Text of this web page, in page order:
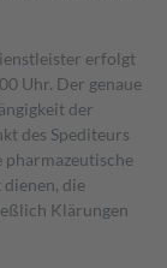
erfolgt
Uhr. Der genaue
der
des Spediteurs
pharmazeutische
die
Klärungen